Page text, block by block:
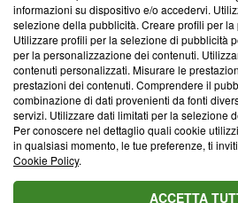
Redazione
Informativa Privacy
Cookie Policy
Blasting SA, IDI CHE-247.845.224,
Lugano (Svizzera) Tel:+39
© 2026 Blasting News
informazioni su dispositivo e/o accedervi.
selezione della pubblicità. Creare profili per
Utilizzare profili per la selezione di pubblicità
per la personalizzazione dei contenuti.
contenuti personalizzati. Misurare le
prestazioni dei contenuti. Comprendere il
combinazione di dati provenienti da fonti
servizi. Utilizzare dati limitati per la selezione
Per conoscere nel dettaglio quali cookie
in qualsiasi momento, le tue preferenze, ti
Cookie Policy.
ACCETTA